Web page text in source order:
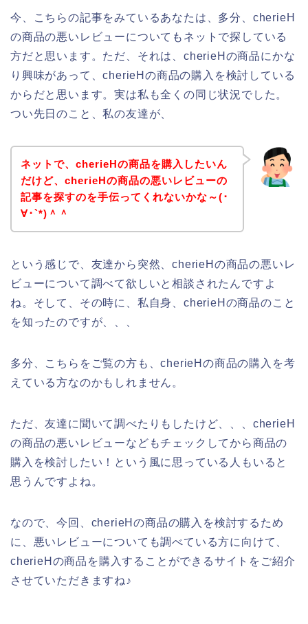
今、こちらの記事をみているあなたは、多分、cherieH
の商品の悪いレビューについてもネットで探している
方だと思います。ただ、それは、cherieHの商品にかな
り興味があって、cherieHの商品の購入を検討している
からだと思います。実は私も全くの同じ状況でした。
つい先日のこと、私の友達が、
ネットで、cherieHの商品を購入したいん
だけど、cherieHの商品の悪いレビューの
記事を探すのを手伝ってくれないかな～(･
∀･`*)＾＾
という感じで、友達から突然、cherieHの商品の悪いレ
ビューについて調べて欲しいと相談されたんですよ
ね。そして、その時に、私自身、cherieHの商品のこと
を知ったのですが、、、
多分、こちらをご覧の方も、cherieHの商品の購入を考
えている方なのかもしれません。
ただ、友達に聞いて調べたりもしたけど、、、cherieH
の商品の悪いレビューなどもチェックしてから商品の
購入を検討したい！という風に思っている人もいると
思うんですよね。
なので、今回、cherieHの商品の購入を検討するため
に、悪いレビューについても調べている方に向けて、
cherieHの商品を購入することができるサイトをご紹介
させていただきますね♪